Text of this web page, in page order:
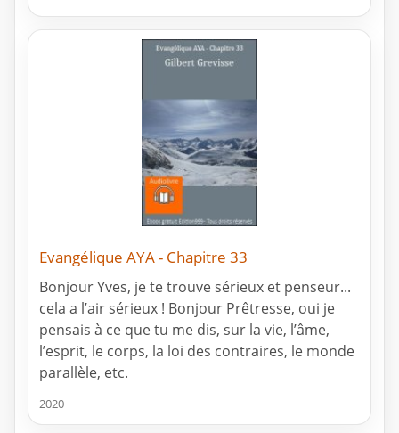
Evangélique AYA - Chapitre 33
Bonjour Yves, je te trouve sérieux et penseur...
cela a l’air sérieux ! Bonjour Prêtresse, oui je
pensais à ce que tu me dis, sur la vie, l’âme,
l’esprit, le corps, la loi des contraires, le monde
parallèle, etc.
2020